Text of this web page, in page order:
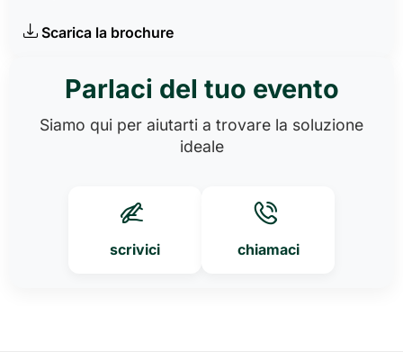
Scarica la brochure
Parlaci del tuo evento
Siamo qui per aiutarti a trovare la soluzione
ideale
scrivici chiamaci